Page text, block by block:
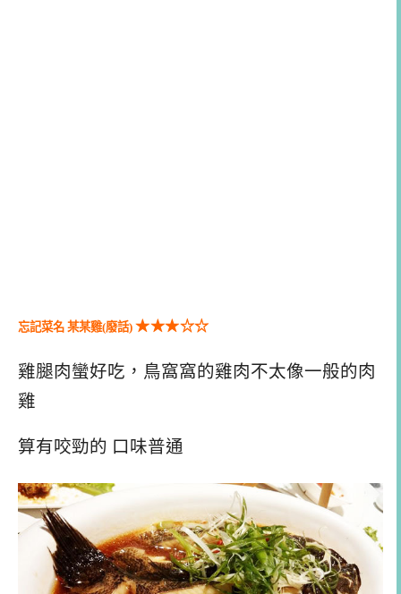
忘記菜名 某某雞(廢話) ★★★☆☆
雞腿肉蠻好吃，鳥窩窩的雞肉不太像一般的肉
雞
算有咬勁的 口味普通